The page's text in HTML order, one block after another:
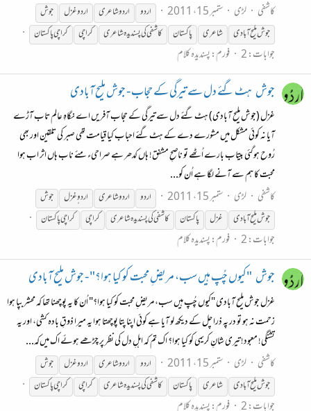
کاشفی
لڑی ستمبر 15، 2011 اردو اردو شاعری اردو غزل
جوش
جوشملیحآبادی شاعری پاکستان کاشفی کی پسندیدہ شاعری کراچی کراچی پاکستان
جوابات: 2 فورم:پسندیدہ کلام
جوش ہٹ گئے دل سے تیرگی کے حجاب - جوش ملیح آبادی
غزل (جوش ملیح آبادی) ہٹ گئے دل سے تیرگی کے حجاب آفریں اے نگاہِ عالم تاب آڑے
آیا نہ کوئی مشکل میں مشورے دے کے ہٹ گئے احباب کیا قیامت تھی صبر کی تلقین اور بھی
رُوح ہوگئی بیتاب بارے اُٹھے تو ناصحِ مشفق! ہاں کدھر ہے صراحیء مئے ناب ہاں اثر اب ہوا
محبت کا ہم سے آنے لگا ہے اُن کو...
کاشفی
لڑی ستمبر 15، 2011 اردو اردو شاعری اردو ٍغزل
جوش
جوشملیحآبادی غزل پاکستان کاشفی کی پسندیدہ شاعری کراچی کراچی پاکستان
جوابات: 2 فورم:پسندیدہ کلام
جوش "کیوں چُپ ہیں سب، مریضِ محبت کو کیا ہوا؟" - جوش ملیح آبادی
غزل جوش ملیح آبادی "کیوں چُپ ہیں سب، مریضِ محبت کو کیا ہوا؟" اُن کا یہ پوچھنا تھا کہ محشر بپا ہوا
زحمت نہ ہو تو در پہ ذرا چل کے دیکھ لو آیا ہے کوئی اپنا پتا پوچھتا ہوا یہ میرا ذوقِ بادہ کشی، اور یہ
تشنگی! معبود! تیری شانِ کریمی کو کیا ہوا؟ اک تم کہ اہلِ دل کی نظر پر چڑھے ہوئے اک میں‌کہ...
کاشفی
لڑی ستمبر 15، 2011 اردو اردو شاعری اردو غزل
جوش
جوشملیحآبادی شاعری پاکستان کاشفی کی پسندیدہ شاعری کراچی کراچی پاکستان
جوابات: 2 فورم:پسندیدہ کلام